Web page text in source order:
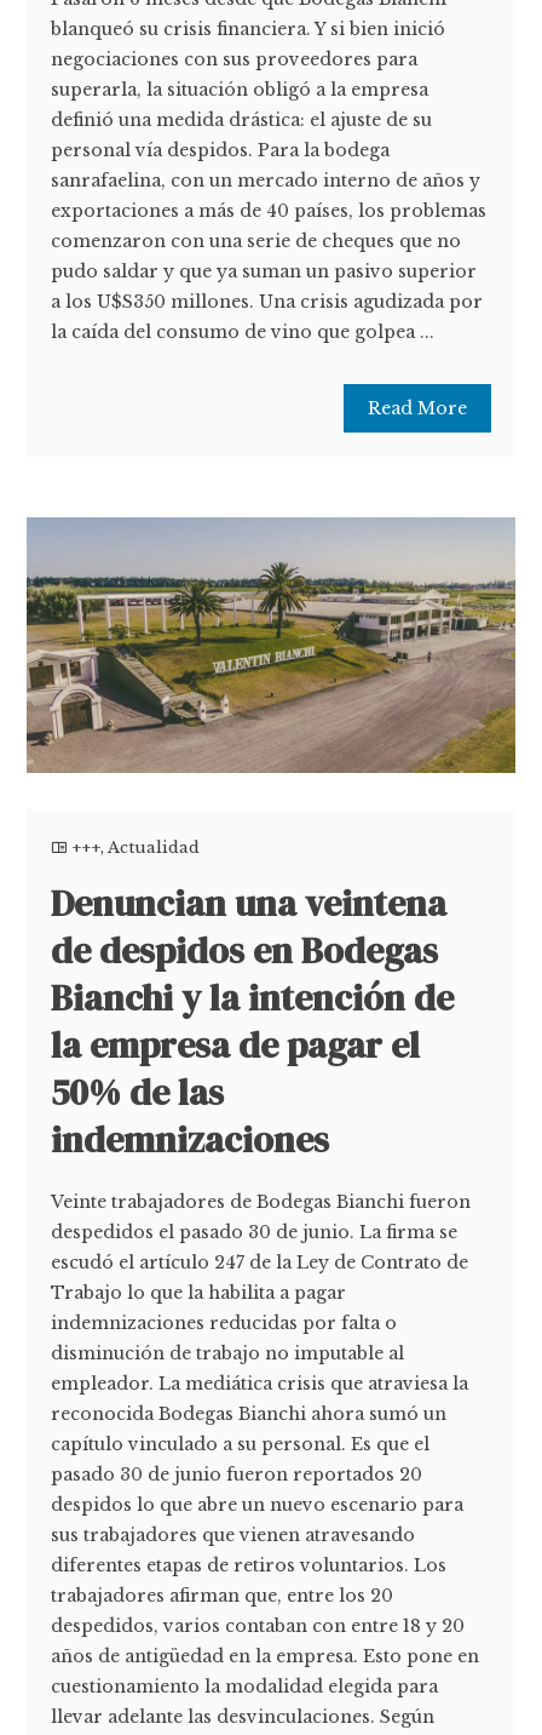
blanqueó su crisis financiera. Y si bien inició
negociaciones con sus proveedores para
superarla, la situación obligó a la empresa
definió una medida drástica: el ajuste de su
personal vía despidos. Para la bodega
sanrafaelina, con un mercado interno de años y
exportaciones a más de 40 países, los problemas
comenzaron con una serie de cheques que no
pudo saldar y que ya suman un pasivo superior
a los U$S350 millones. Una crisis agudizada por
la caída del consumo de vino que golpea ...
Read More
+++,Actualidad
Denuncian una veintena
de despidos en Bodegas
Bianchi y la intención de
la empresa de pagar el
50% de las
indemnizaciones
Veinte trabajadores de Bodegas Bianchi fueron
despedidos el pasado 30 de junio. La firma se
escudó el artículo 247 de la Ley de Contrato de
Trabajo lo que la habilita a pagar
indemnizaciones reducidas por falta o
disminución de trabajo no imputable al
empleador. La mediática crisis que atraviesa la
reconocida Bodegas Bianchi ahora sumó un
capítulo vinculado a su personal. Es que el
pasado 30 de junio fueron reportados 20
despidos lo que abre un nuevo escenario para
sus trabajadores que vienen atravesando
diferentes etapas de retiros voluntarios. Los
trabajadores afirman que, entre los 20
despedidos, varios contaban con entre 18 y 20
años de antigüedad en la empresa. Esto pone en
cuestionamiento la modalidad elegida para
llevar adelante las desvinculaciones. Según